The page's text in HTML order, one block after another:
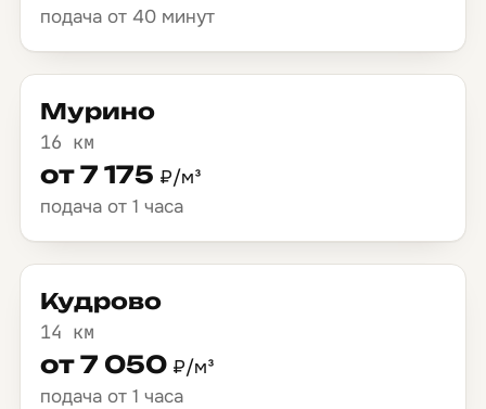
подача от 40 минут
Мурино
16 км
от 7 175 ₽/м³
подача от 1 часа
Кудрово
14 км
от 7 050 ₽/м³
подача от 1 часа